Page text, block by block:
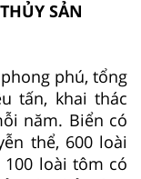
SẢN
phú, tổng
tấn, khai thác
năm. Biển có
thể, 600 loài
100 loài tôm có